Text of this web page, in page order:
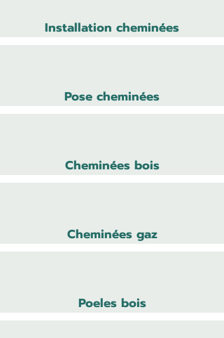
Installation cheminées
Pose cheminées
Cheminées bois
Cheminées gaz
Poeles bois